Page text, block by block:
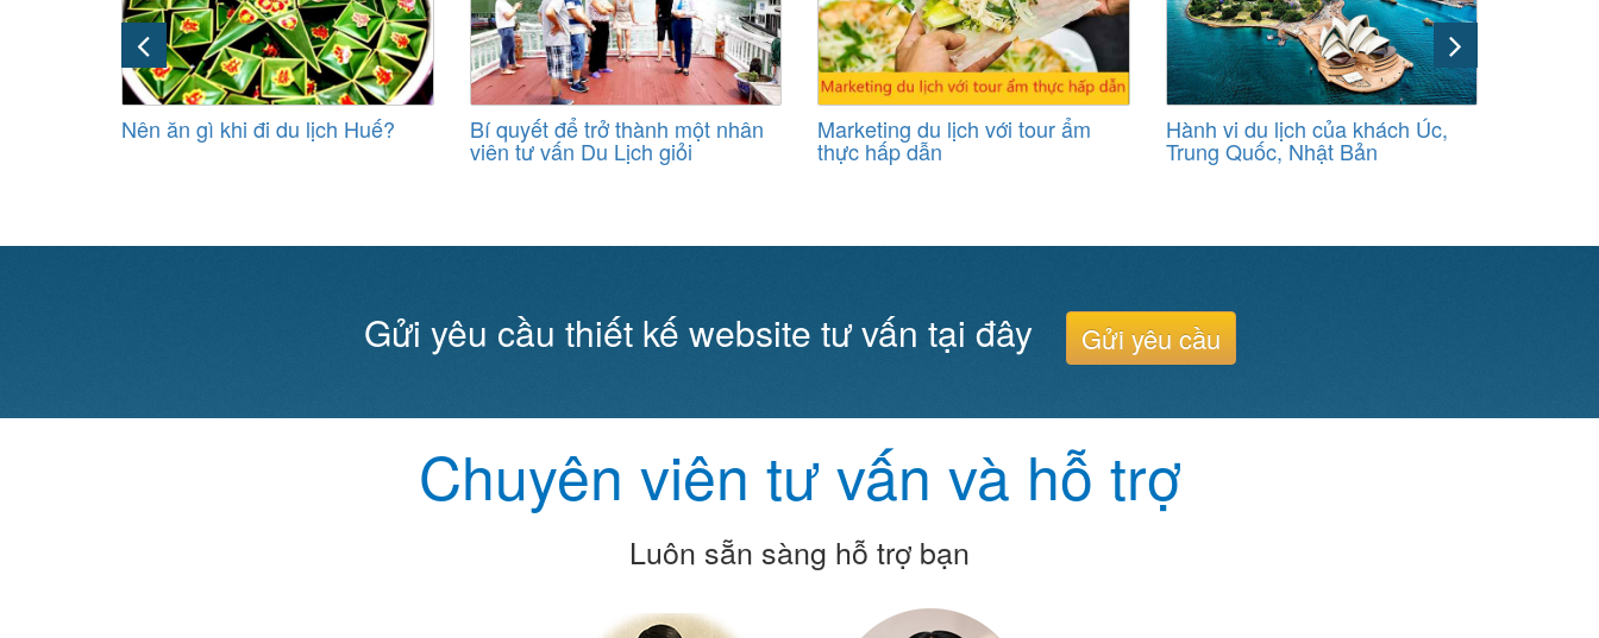
Nên ăn gì khi đi du lịch Huế? Bí quyết để trở thành một nhân
viên tư vấn Du Lịch giỏi
Marketing du lịch với tour ẩm
thực hấp dẫn
Hành vi du lịch của khách Úc,
Trung Quốc, Nhật Bản
Gửi yêu cầu thiết kế website tư vấn tại đây Gửi yêu cầu
Chuyên viên tư vấn và hỗ trợ
Luôn sẵn sàng hỗ trợ bạn